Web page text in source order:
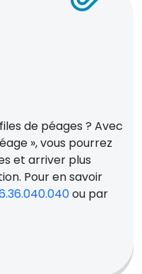
de péages ? Avec
», vous pourrez
et arriver plus
Pour en savoir
ou par